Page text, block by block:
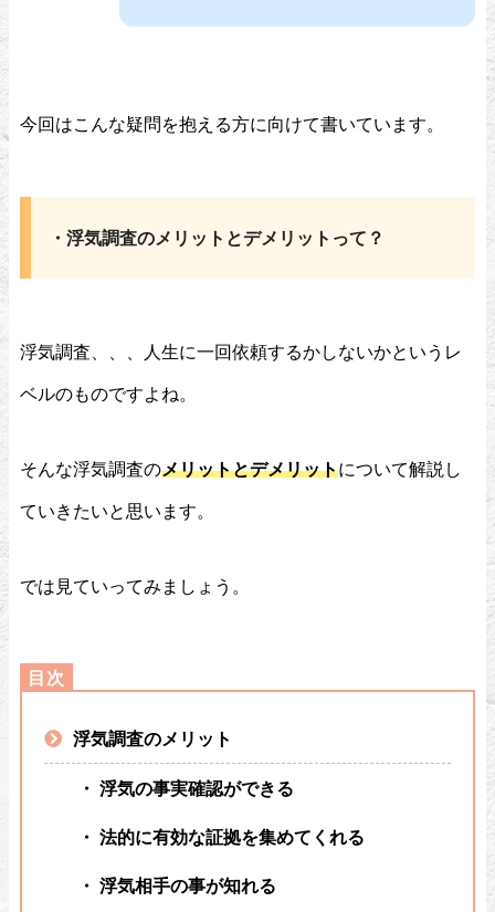
今回はこんな疑問を抱える方に向けて書いています。
・浮気調査のメリットとデメリットって？
浮気調査、、、人生に一回依頼するかしないかというレ
ベルのものですよね。
そんな浮気調査のメリットとデメリットについて解説し
ていきたいと思います。
では見ていってみましょう。
浮気調査のメリット
・ 浮気の事実確認ができる
・ 法的に有効な証拠を集めてくれる
・ 浮気相手の事が知れる